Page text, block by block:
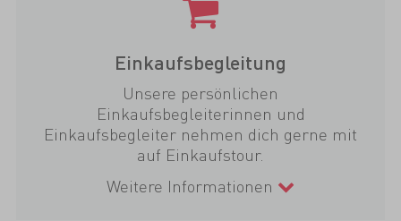
Einkaufsbegleitung
Unsere persönlichen
Einkaufsbegleiterinnen und
Einkaufsbegleiter nehmen dich gerne mit
auf Einkaufstour.
Weitere Informationen